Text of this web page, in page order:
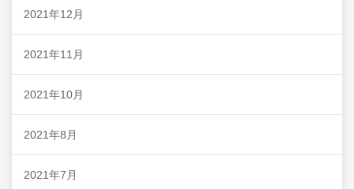
2021年12月
2021年11月
2021年10月
2021年8月
2021年7月